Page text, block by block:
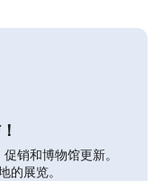
销和博物馆更新。
的展览。